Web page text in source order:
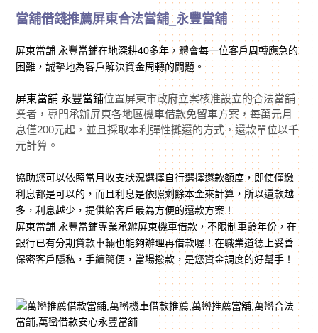
當舖借錢推薦屏東合法當舖_永豐當舖
屏東當舖 永豐當鋪在地深耕40多年，體會每一位客戶周轉應急的
困難，誠摯地為客戶解決資金周轉的問題。
屏東當舖 永豐當鋪位置屏東市政府立案核准設立的合法當舖
業者，專門承辦屏東各地區機車借款免留車方案，每萬元月
息僅200元起，並且採取本利彈性攤還的方式，還款單位以千
元計算。
協助您可以依照當月收支狀況選擇自行選擇還款額度，即使僅繳
利息都是可以的，而且利息是依照剩餘本金來計算，所以還款越
多，利息越少，提供給客戶最為方便的還款方案！
屏東當舖 永豐當鋪專業承辦屏東機車借款，不限制車齡年份，在
銀行已有分期貸款車輛也能夠辦理再借款喔！在職業道德上妥善
保密客戶隱私，手續簡便，當場撥款，是您資金調度的好幫手！